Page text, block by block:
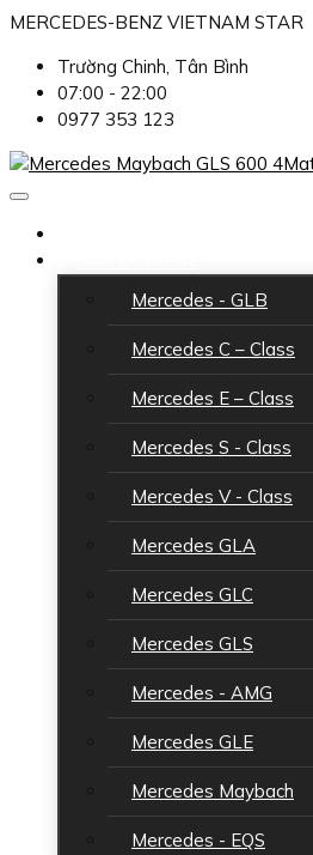
MERCEDES-BENZ VIETNAM STAR
Trường Chinh, Tân Bình
07:00 - 22:00
0977 353 123
Mercedes - GLB
Mercedes C – Class
Mercedes E – Class
Mercedes S - Class
Mercedes V - Class
Mercedes GLA
Mercedes GLC
Mercedes GLS
Mercedes - AMG
Mercedes GLE
Mercedes Maybach
Mercedes - EQS